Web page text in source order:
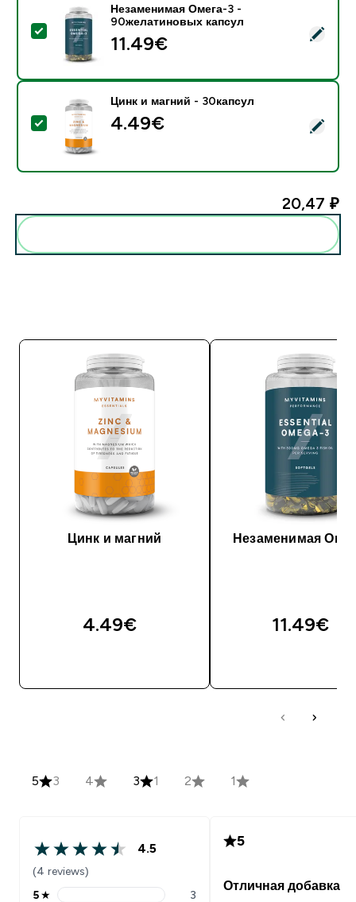
- Незаменимая Омега-3 - 90желатиновых капсул
Незаменимая Омега-3 -
90желатиновых капсул
11.49€‎
- Цинк и магний - 30капсул
Цинк и магний - 30капсул
4.49€‎
20,47 ₽‎
Цинк и магний
4.49€‎
Незаменимая
11.49€‎
5 3 4 3 1 2 1
4.5
(4 reviews)
5★
3
5
Отличная добавка